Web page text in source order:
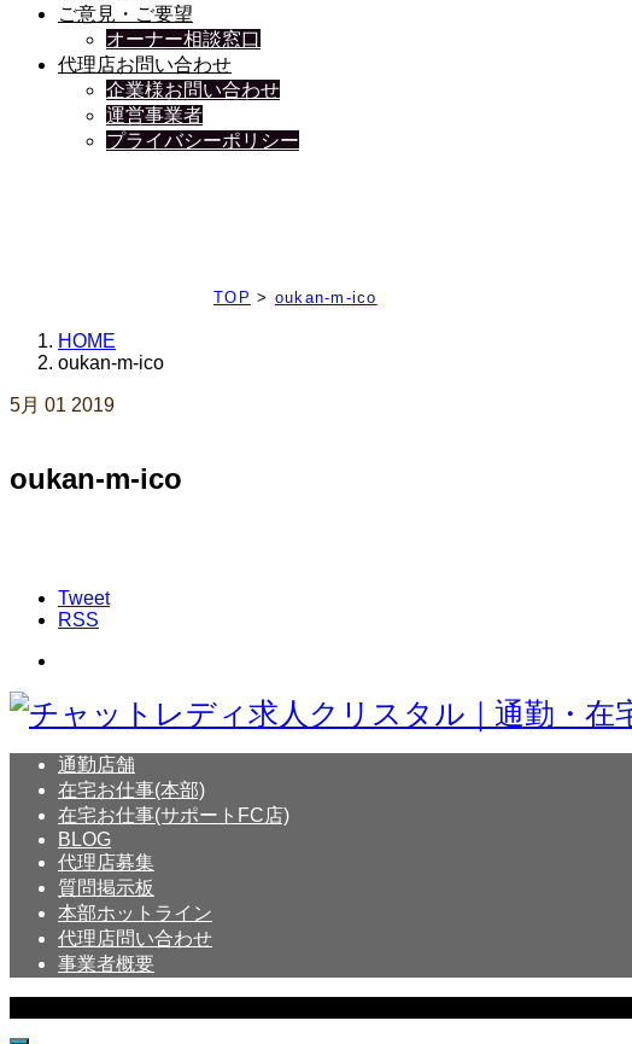
ご意見・ご要望
オーナー相談窓口
代理店お問い合わせ
企業様お問い合わせ
運営事業者
プライバシーポリシー
TOP > oukan-m-ico
HOME
oukan-m-ico
5月 01 2019
oukan-m-ico
Tweet
RSS
通勤店舗
在宅お仕事(本部)
在宅お仕事(サポートFC店)
BLOG
代理店募集
質問掲示板
本部ホットライン
代理店問い合わせ
事業者概要